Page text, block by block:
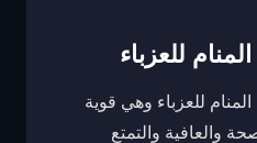
للعزباء
المنام للعزباء وهي قوية
والعافية والتمتع